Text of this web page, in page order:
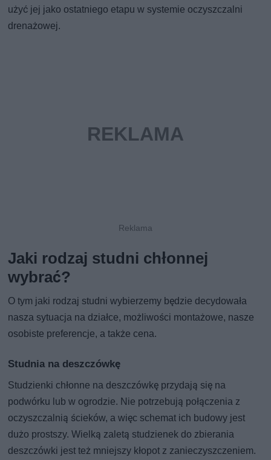
użyć jej jako ostatniego etapu w systemie oczyszczalni
drenażowej.
Jaki rodzaj studni chłonnej
wybrać?
O tym jaki rodzaj studni wybierzemy będzie decydowała
nasza sytuacja na działce, możliwości montażowe, nasze
osobiste preferencje, a także cena.
Studnia na deszczówkę
Studzienki chłonne na deszczówkę przydają się na
podwórku lub w ogrodzie. Nie potrzebują połączenia z
oczyszczalnią ścieków, a więc schemat ich budowy jest
dużo prostszy. Wielką zaletą studzienek do zbierania
deszczówki jest też mniejszy kłopot z zanieczyszczeniem.